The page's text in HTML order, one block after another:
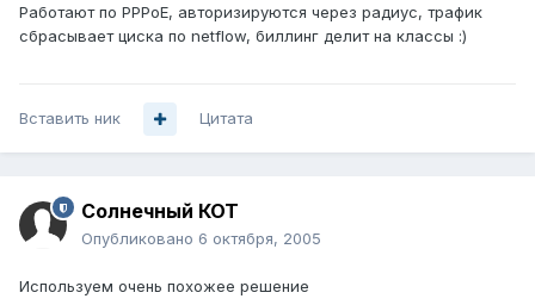
Работают по PPPoE, авторизируются через радиус, трафик
сбрасывает циска по netflow, биллинг делит на классы :)
Вставить ник Цитата
Солнечный КОТ
Опубликовано 6 октября, 2005
Используем очень похожее решение